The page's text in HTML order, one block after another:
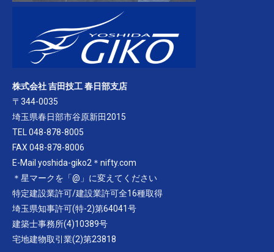
株式会社 吉田技工 春日部支店
〒344-0035
埼玉県春日部市谷原新田2015
TEL 048-878-8005
FAX 048-878-8006
E-Mail yoshida-giko2＊nifty.com
＊星マークを「@」に変えてください
特定建設業許可/建設業許可全16種取得
埼玉県知事許可(特-2)第64041号
建築士事務所(4)10389号
宅地建物取引業(2)第23818